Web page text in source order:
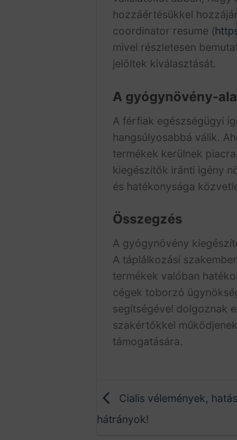
hozzáértésükkel
coordinator resume (
mivel részletesen
jelöltek kiválasztását.
A gyógynövény-
A férfiak egészségügyi
hangsúlyosabbá válik.
termékek kerülnek
kiegészítők iránti igény
és hatékonysága
Összegzés
A gyógynövény
A táplálkozási
termékek valóban
cégek toborzó
segítségével dolgoznak
szakértőkkel
támogatására.
Cialis vélemények,
hátrányok!